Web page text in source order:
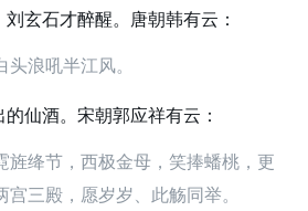
玄石才醉醒。唐朝韩有云：
头浪吼半江风。
仙酒。宋朝郭应祥有云：
旌绛节，西极金母，笑捧蟠桃，更
宫三殿，愿岁岁、此觞同举。